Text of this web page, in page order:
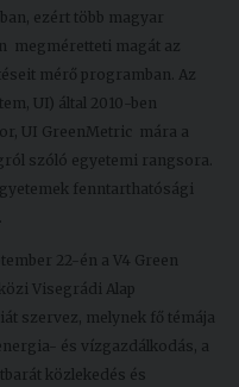
Kiadványok
Szolgáltatásaink
Nemzetközi
kapcsolatok
Egyetemi
Lelkészség
ezért több magyar
megméretteti magát az
mérő programban. Az
UI) által 2010-ben
UI GreenMetric mára a
szóló egyetemi rangsora.
fenntarthatósági
22-én a V4 Green
Visegrádi Alap
szervez, melynek fő témája
és vízgazdálkodás, a
közlekedés és